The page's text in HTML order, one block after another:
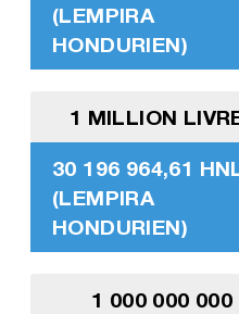
(LEMPIRA
HONDURIEN)
1 MILLION
30 196 964,61
(LEMPIRA
HONDURIEN)
1 000 000 000